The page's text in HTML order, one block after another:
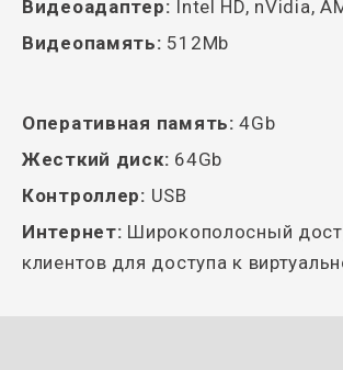
Видеоадаптер: Intel HD, nVidia,
Видеопамять: 512Mb
Оперативная память: 4Gb
Жесткий диск: 64Gb
Контроллер: USB
Интернет: Широкополосный
клиентов для доступа к